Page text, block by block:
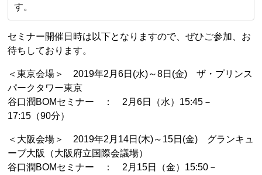
す。
セミナー開催日時は以下となりますので、ぜひご参加、お
待ちしております。
＜東京会場＞ 2019年2月6日(水)～8日(金) ザ・プリンス
パークタワー東京
谷口潤BOMセミナー ： 2月6日（水）15:45－
17:15（90分）
＜大阪会場＞ 2019年2月14日(木)～15日(金) グランキュ
ーブ大阪（大阪府立国際会議場）
谷口潤BOMセミナー ： 2月15日（金）15:50－